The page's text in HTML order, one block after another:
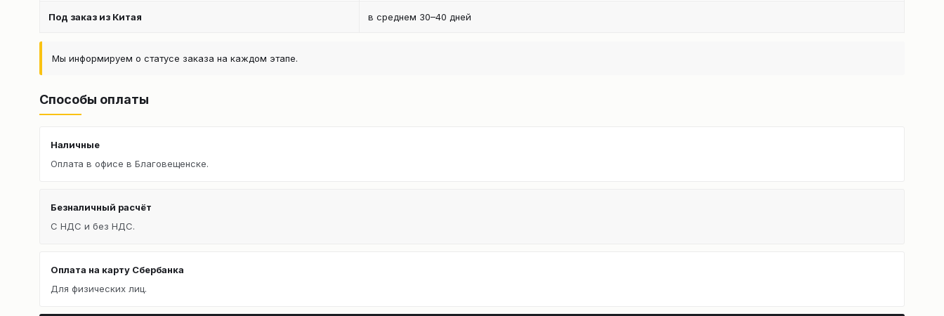
Под заказ из Китая в среднем 30–40 дней
Мы информируем о статусе заказа на каждом этапе.
Способы оплаты
Наличные
Оплата в офисе в Благовещенске.
Безналичный расчёт
С НДС и без НДС.
Оплата на карту Сбербанка
Для физических лиц.